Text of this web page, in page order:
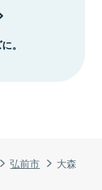
弘前市 大森
。